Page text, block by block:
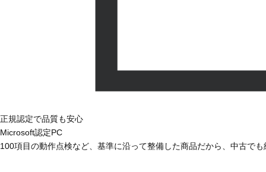
正規認定で品質も安心
Microsoft認定PC
100項目の動作点検など、基準に沿って整備した商品だから、中古で